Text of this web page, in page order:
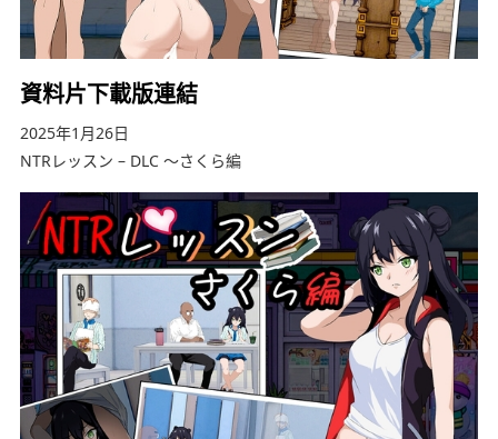
資料片下載版連結
2025年1月26日
NTRレッスン – DLC ～さくら編